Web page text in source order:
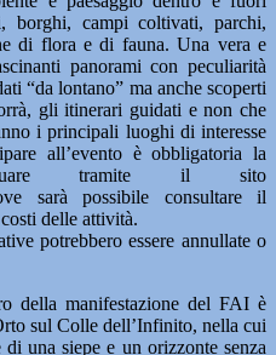
borghi, campi coltivati, parchi,
di flora e di fauna. Una vera e
panorami con peculiarità
“da lontano” ma anche scoperti
gli itinerari guidati e non che
i principali luoghi di interesse
all’evento è obbligatoria la
tramite il sito
sarà possibile consultare il
delle attività.
potrebbero essere annullate o
della manifestazione del FAI è
sul Colle dell’Infinito, nella cui
una siepe e un orizzonte senza